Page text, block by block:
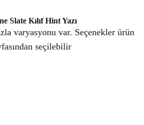
Slate Kılıf Hint Yazı
varyasyonu var. Seçenekler ürün
seçilebilir